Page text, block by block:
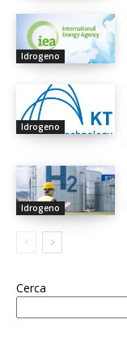
Idrogeno
Idrogeno
Idrogeno
Cerca